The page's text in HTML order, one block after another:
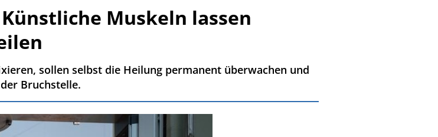
Muskeln lassen
sollen selbst die Heilung permanent überwachen und
Bruchstelle.